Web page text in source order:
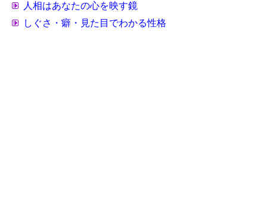
人相はあなたの心を映す鏡
しぐさ・癖・見た目でわかる性格